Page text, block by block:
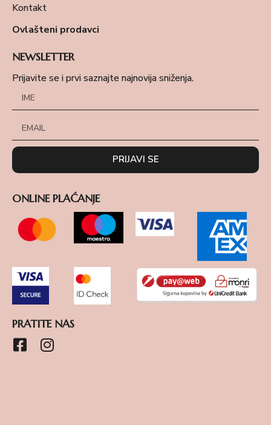
Kontakt
Ovlašteni prodavci
NEWSLETTER
Prijavite se i prvi saznajte najnovija sniženja.
PRIJAVI SE
ONLINE PLAĆANJE
PRATITE NAS